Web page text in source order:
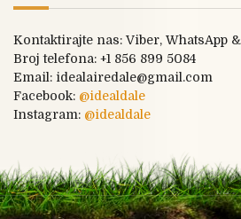
Kontaktirajte nas: Viber, WhatsApp &
Broj telefona: +1 856 899 5084
Email: idealairedale@gmail.com
Facebook: @idealdale
Instagram: @idealdale